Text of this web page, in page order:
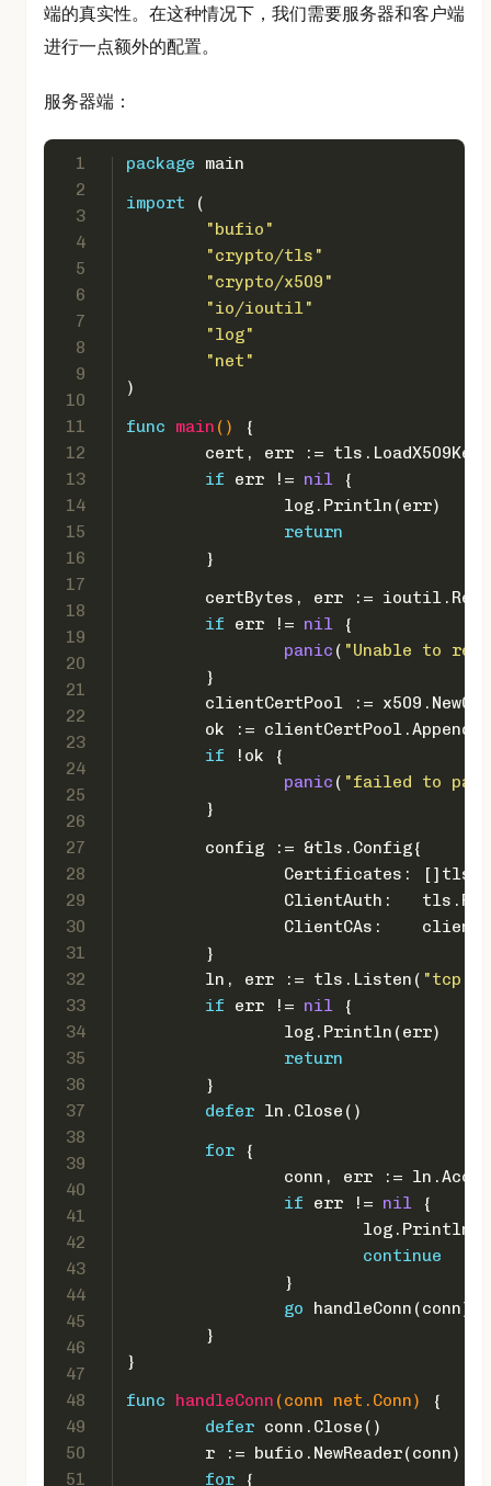
端的真实性。在这种情况下，我们需要服务器和客户端
进行一点额外的配置。
服务器端：
1
2
3
4
5
6
7
8
9
10
11
12
13
14
15
16
17
18
19
20
21
22
23
24
25
26
27
28
29
30
31
32
33
34
35
36
37
38
39
40
41
42
43
44
45
46
47
48
49
50
51
package main
import (
"bufio"
"crypto/tls"
"crypto/x509"
"io/ioutil"
"log"
"net"
)
func
main ()
{
cert, err :=
if err != nil {
		log.Println(err)
return
	}
certBytes, err :=
if err != nil {
panic ( "Unable to
	}
clientCertPool :=
ok :=
if !ok {
panic ( "failed to
	}
	config := &tls.Config{
Certificates:
ClientAuth:
ClientCAs:
	}
	ln, err := tls.Listen(
"tcp"
if err != nil {
		log.Println(err)
return
	}
defer ln.Close()
for {
conn, err :=
if err != nil {
continue
		}
go handleConn(conn)
	}
}
func
handleConn (conn net.Conn)
{
defer conn.Close()
	r := bufio.NewReader(conn)
for {